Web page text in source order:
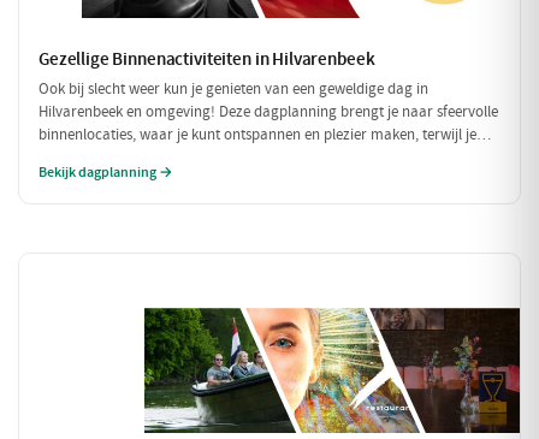
Gezellige Binnenactiviteiten in Hilvarenbeek
Ook bij slecht weer kun je genieten van een geweldige dag in
Hilvarenbeek en omgeving! Deze dagplanning brengt je naar sfeervolle
binnenlocaties, waar je kunt ontspannen en plezier maken, terwijl je
vrienden of familie!
Bekijk dagplanning →